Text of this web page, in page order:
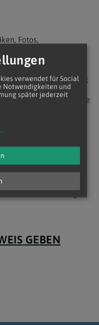
Fotos,
"Inhalte")
, und sonstige
der Wiedergabe,
oder der Verbreitung ist
und/oder
gestattet. Rechte
Verbreitung dieser
Rechteinhaber zu
Ausdrücken wie
Form verwendet. Es
dass hierbei
Formulierungen
GEBEN
verwendet für Social
Notwendigkeiten und
später jederzeit
...